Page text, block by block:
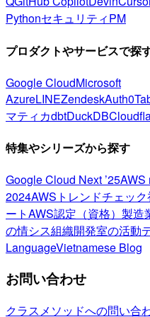
PythonセキュリティPM
プロダクトやサービスで探
Google CloudMicrosoft
AzureLINEZendeskAuth0
マティカdbtDuckDB
特集やシリーズから探す
Google Cloud Next ’25AWS
2024AWSトレンドチェック
ートAWS認定（資格） 製造
の情シス組織開発室の活動
LanguageVietnamese Blog
お問い合わせ
クラスメソッドへの問い合